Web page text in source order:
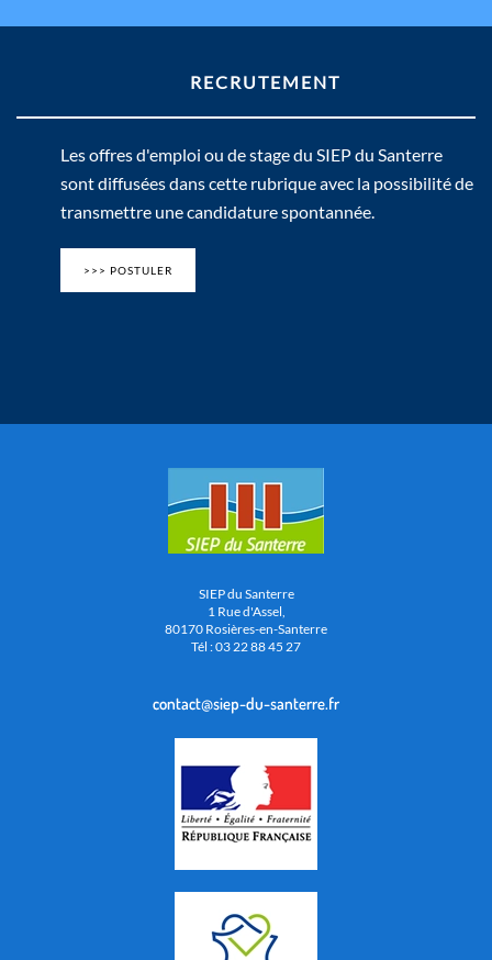
RECRUTEMENT
Les offres d'emploi ou de stage du SIEP du Santerre
sont diffusées dans cette rubrique avec la possibilité de
transmettre une candidature spontannée.
>>> POSTULER
SIEP du Santerre
1 Rue d'Assel,
80170 Rosières-en-Santerre
Tél : 03 22 88 45 27